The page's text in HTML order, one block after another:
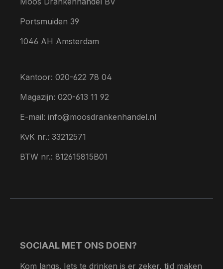
Portsmuiden 39
1046 AH Amsterdam
Kantoor: 020-622 78 04
Magazijn: 020-613 11 92
E-mail: info@moosdrankenhandel.nl
KvK nr.: 33212571
BTW nr.: 812615815B01
SOCIAAL MET ONS DOEN?
Kom langs. Iets te drinken is er zeker, tijd maken